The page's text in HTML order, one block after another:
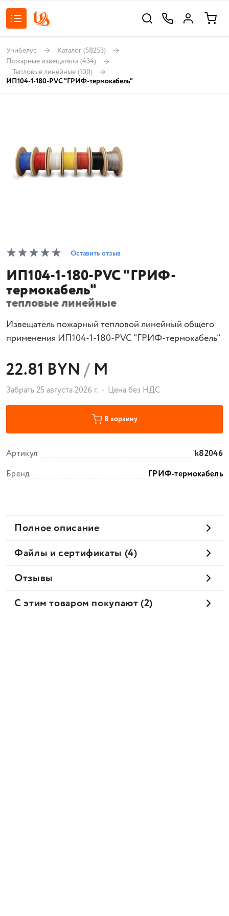
Унибелус Каталог (58253)
Пожарные извещатели (434)
Тепловые линейные (100)
ИП104-1-180-PVC "ГРИФ-термокабель"
Оставить отзыв
ИП104-1-180-PVC "ГРИФ-
термокабель"
тепловые линейные
Извещатель пожарный тепловой линейный общего
применения ИП104-1-180-PVC "ГРИФ-термокабель"
22.81 BYN/ М
Забрать 25 августа 2026 г. Цена без НДС
В корзину
Артикул
k82046
Бренд
ГРИФ-термокабель
Полное описание
Файлы и сертификаты (4)
Отзывы
С этим товаром покупают (2)